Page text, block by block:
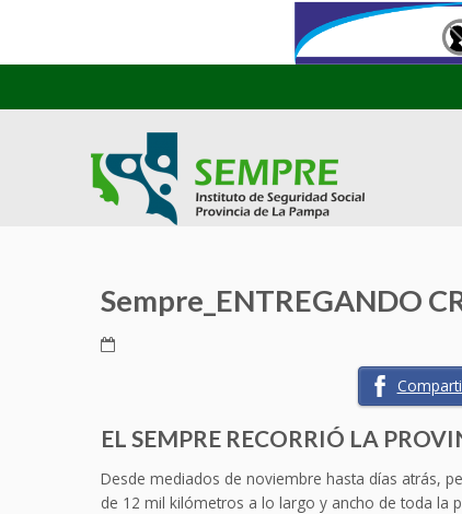
Sempre_ENTREGANDO
EL SEMPRE RECORRIÓ LA
Desde mediados de noviembre hasta días atrás,
de 12 mil kilómetros a lo largo y ancho de toda la